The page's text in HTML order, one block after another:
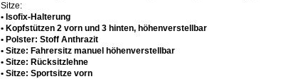
Sitze:
• Isofix-Halterung
• Kopfstützen 2 vorn und 3 hinten, höhenverstellbar
• Polster: Stoff Anthrazit
• Sitze: Fahrersitz manuel höhenverstellbar
• Sitze: Rücksitzlehne
• Sitze: Sportsitze vorn